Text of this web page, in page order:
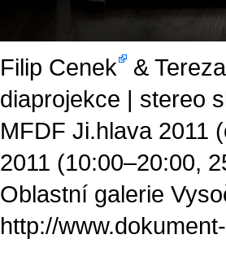
Filip Cenek &
diaprojekce | stereo
MFDF Ji.hlava 2011
2011 (10:00–20:00,
Oblastní galerie
http://